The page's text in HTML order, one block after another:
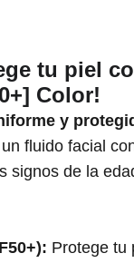
tu piel
Color!
y
fluido facial
signos de la
Protege tu